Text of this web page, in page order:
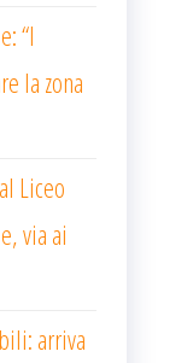
“I
la zona
Liceo
via ai
arriva